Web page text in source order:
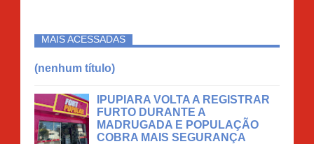
MAIS ACESSADAS
(nenhum título)
IPUPIARA VOLTA A REGISTRAR
FURTO DURANTE A
MADRUGADA E POPULAÇÃO
COBRA MAIS SEGURANÇA